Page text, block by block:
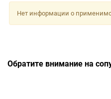
Нет информации о
Обратите внимание на